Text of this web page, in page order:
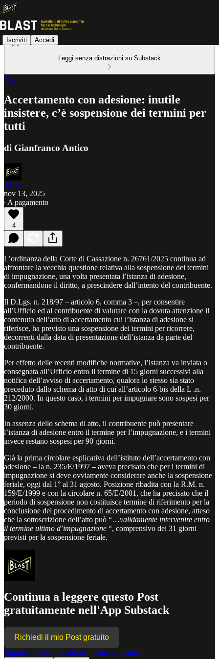
Iscriviti Accedi
Leggi senza distrazioni su Substack
Fisco
Accertamento con adesione: inutile
insistere, c’è sospensione dei termini per
tutti
di Gianfranco Antico
Blast
nov 13, 2025
∙ A pagamento
4
L’ordinanza della Corte di Cassazione n. 26761/2025 continua ad
affrontare la vecchia questione relativa alla sospensione dei termini
di impugnazione, una volta presentata l’istanza di adesione,
confermandone il diritto, a prescindere dall’intento del contribuente.
Il D.Lgs. n. 218/97 – articolo 6, comma 3 –, per consentire
all’Ufficio ed al contribuente di valutare con la dovuta attenzione il
contenuto dell’atto di accertamento cui l’istanza di adesione si
riferisce, ha previsto una sospensione dei termini per ricorrere,
decorrenti dalla data di presentazione dell’istanza da parte del
contribuente.
Per effetto delle recenti modifiche normative, l’istanza va inviata o
consegnata all’Ufficio entro il termine di 15 giorni successivi alla
notifica dell’avviso di accertamento, qualora lo stesso sia stato
preceduto dallo schema di atto di cui all’articolo 6-bis della L .n.
212/2000. In questo caso, i termini per impugnare sono sospesi per
30 giorni.
In assenza dello schema di atto, il contribuente può presentare
l’istanza di adesione entro il termine per l’impugnazione, e i termini
invece restano sospesi per 90 giorni.
Già la prima circolare esplicativa dell’istituto dell’accertamento con
adesione – la n. 235/E/1997 – aveva precisato che per i termini di
impugnazione si deve ovviamente considerare anche la sospensione
feriale, oggi dal 1° al 31 agosto. Posizione ribadita con la R.M. n.
159/E/1999 e con la circolare n. 65/E/2001, che ha precisato che il
periodo di sospensione non costituisce termine di riferimento per la
conclusione del procedimento di accertamento con adesione, atteso
che la sottoscrizione dell’atto può “…validamente intervenire entro
il termine ultimo d’impugnazione “, comprensivo dei 31 giorni
previsti per la sospensione feriale.
Continua a leggere questo Post
gratuitamente nell'App Substack
Richiedi il mio Post gratuito
Oppure acquista un abbonamento a pagamento.